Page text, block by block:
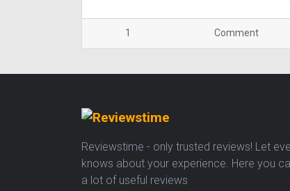
1 Comment
Reviewstime - only trusted reviews! Let
knows about your experience. Here you
a lot of useful reviews